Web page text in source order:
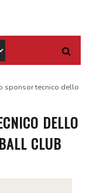
sponsor tecnico dello
DELLO
CLUB